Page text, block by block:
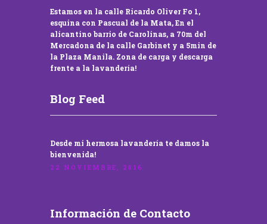
Estamos en la calle Ricardo Oliver Fo 1,
esquina con Pascual de la Mata, En el
alicantino barrio de Carolinas, a 70m del
Mercadona de la calle Garbinet y a 5min de
la Plaza Manila. Zona de carga y descarga
frente a la lavandería!
Blog Feed
Desde mi hermosa lavandería te damos la
bienvenida!
22 NOVIEMBRE, 2016
Información de Contacto